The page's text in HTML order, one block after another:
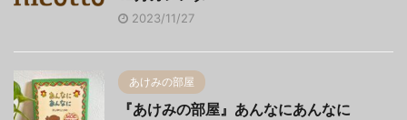
2023/11/27
あけみの部屋
『あけみの部屋』あんなにあんなに